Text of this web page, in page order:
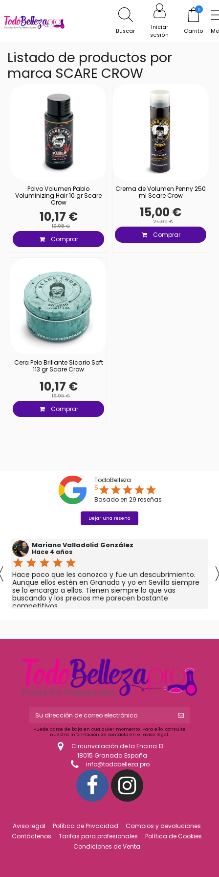
Buscar
Iniciar
sesión
0
Carrito
Inicio
Listado de productos por
marca SCARE CROW
Polvo Volumen Pablo
Voluminizing Hair 10 gr Scare
Crow
10,17 €
16,95 €
Comprar
Crema de Volumen Penny 250
ml Scare Crow
15,00 €
25,00 €
Comprar
Cera Pelo Brillante Sicario Soft
113 gr Scare Crow
10,17 €
16,95 €
Comprar
TodoBelleza
5starstarstarstarstar
Basado en 29 reseñas
Dejar una reseña
Mariano Valladolid González
Hace 4 años
star star star star star
Hace poco que les conozco y fue un descubrimiento.
Aunque ellos estén en Granada y yo en Sevilla siempre
se lo encargo a ellos. Tienen siempre lo que vas
buscando y los precios me parecen bastante
competitivos.
Puede darse de baja en cualquier momento. Para ello, consulte
nuestra información de contacto en el aviso legal.
Circunvalación de la Encina 13
18015 Granada España
info@todobelleza.pro
Aviso legal Política de Privacidad
Cambios y devoluciones
Contáctenos
Tarifas para profesionales
Política de Cookies
Condiciones de Venta